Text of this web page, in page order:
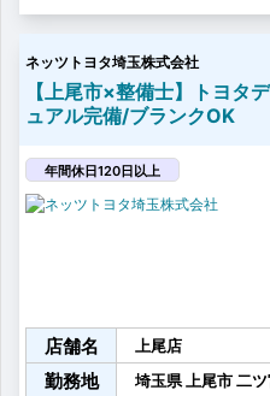
ネッツトヨタ埼玉株式会社
【上尾市×整備士】トヨタ
ュアル完備/ブランクOK
年間休日120日以上
店舗名 上尾店
勤務地 埼玉県 上尾市二